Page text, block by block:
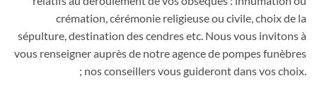
crémation, cérémonie religieuse ou civile, choix de la
sépulture, destination des cendres etc. Nous vous invitons à
vous renseigner auprès de notre agence de pompes funèbres
; nos conseillers vous guideront dans vos choix.